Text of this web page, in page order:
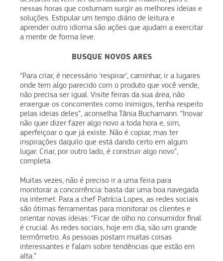
nessas horas que costumam surgir as melhores ideias e
soluções. Estipular um tempo diário de leitura e
aprender outro idioma são ações que ajudam a exercitar
a mente de forma leve.
BUSQUE NOVOS ARES
“Para criar, é necessário ‘respirar’, caminhar, ir a lugares
onde tem algo parecido com o produto que você vende,
não precisa ser igual. Visite feiras da sua área, não
enxergue os concorrentes como inimigos, tenha respeito
pelas ideias deles”, aconselha Tânia Buchamann. “Inovar
não quer dizer fazer algo novo a toda hora e, sim,
aperfeiçoar o que já existe. Não é copiar, mas ter
inspirações daquilo que está dando certo em algum
lugar. Criar, por outro lado, é construir algo novo”,
completa.
Muitas vezes, não é preciso ir a uma feira para
monitorar a concorrência: basta dar uma boa navegada
na internet. Para a chef Patrícia Lopes, as redes sociais
são ótimas ferramentas para monitorar os clientes e
orientar novas ideias: “Ficar de olho no consumidor final
é crucial. As redes sociais, hoje em dia, são um grande
termômetro. As pessoas postam muitas coisas
interessantes e falam sobre tendências que estão em
alta.”